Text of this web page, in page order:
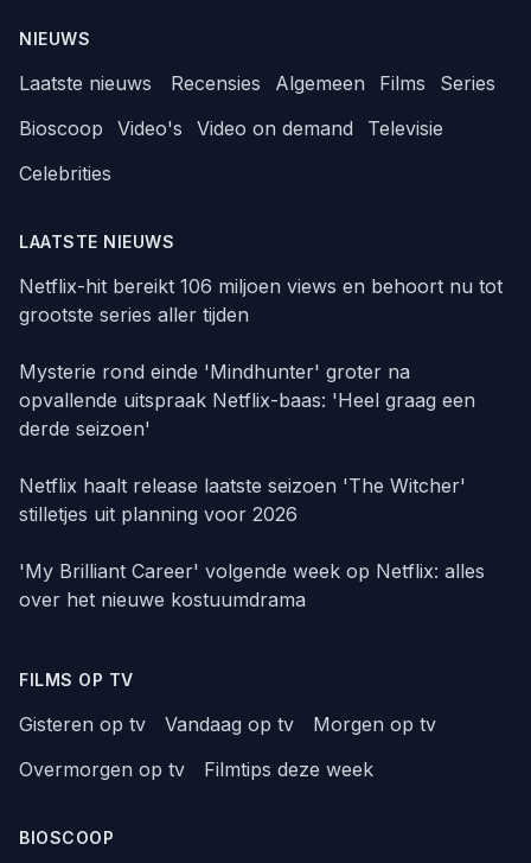
NIEUWS
Laatste nieuws Recensies Algemeen Films
Series
Bioscoop
Video's Video on demand
Televisie
Celebrities
LAATSTE NIEUWS
Netflix-hit bereikt 106 miljoen views en behoort nu tot
grootste series aller tijden
Mysterie rond einde 'Mindhunter' groter na
opvallende uitspraak Netflix-baas: 'Heel graag een
derde seizoen'
Netflix haalt release laatste seizoen 'The Witcher'
stilletjes uit planning voor 2026
'My Brilliant Career' volgende week op Netflix: alles
over het nieuwe kostuumdrama
FILMS OP TV
Gisteren op tv Vandaag op tv
Morgen op tv
Overmorgen op tv
Filmtips deze week
BIOSCOOP